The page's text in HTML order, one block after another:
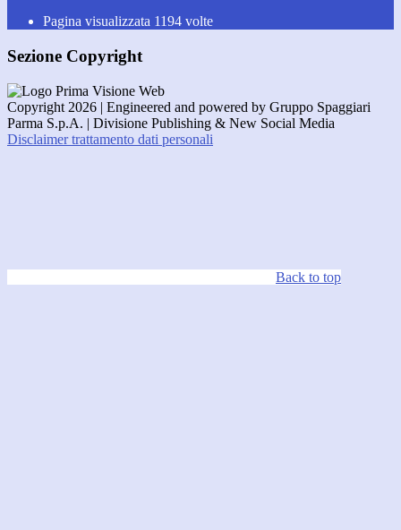
Pagina visualizzata 1194 volte
Sezione Copyright
Copyright 2026 | Engineered and powered by Gruppo Spaggiari
Parma S.p.A. | Divisione Publishing & New Social Media
Disclaimer trattamento dati personali
Back to top